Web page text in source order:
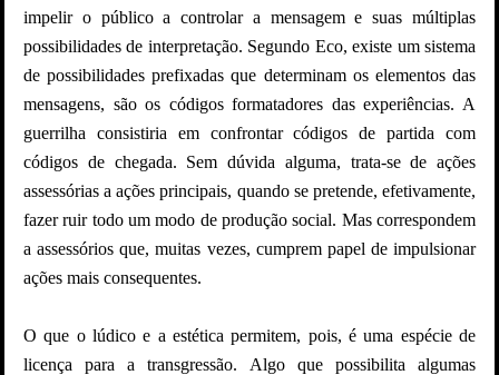
impelir o público a controlar a mensagem e suas múltiplas
possibilidades de interpretação. Segundo Eco, existe um sistema
de possibilidades prefixadas que determinam os elementos das
mensagens, são os códigos formatadores das experiências. A
guerrilha consistiria em confrontar códigos de partida com
códigos de chegada. Sem dúvida alguma, trata-se de ações
assessórias a ações principais, quando se pretende, efetivamente,
fazer ruir todo um modo de produção social. Mas correspondem
a assessórios que, muitas vezes, cumprem papel de impulsionar
ações mais consequentes.
O que o lúdico e a estética permitem, pois, é uma espécie de
licença para a transgressão. Algo que possibilita algumas